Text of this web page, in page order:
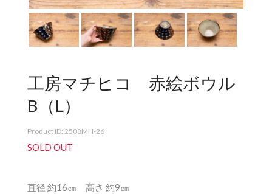
工房マチヒコ 赤絵ボウル
B（L）
Product ID: 2508MH-26
SOLD OUT
直径 約16㎝ 高さ 約9㎝